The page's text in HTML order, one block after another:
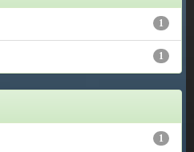
1
1
1